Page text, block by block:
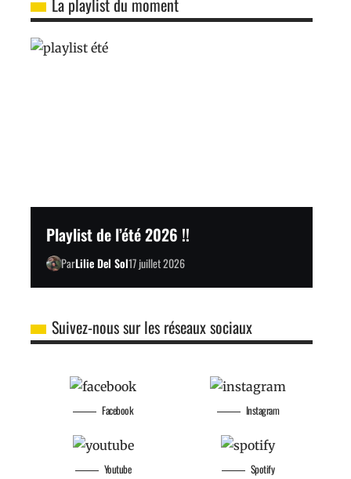
La playlist du moment
Playlist de l’été 2026 !!
ParLilie Del Sol17 juillet 2026
Suivez-nous sur les réseaux sociaux
Facebook
Youtube
Instagram
Spotify